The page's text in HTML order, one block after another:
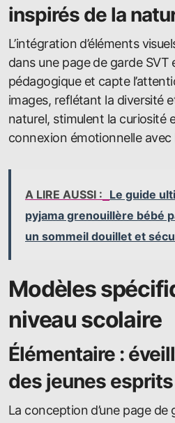
inspirés de la
L’intégration d’éléments
dans une page de garde
pédagogique et capte
images, reflétant la diversité
naturel, stimulent la curiosité
connexion émotionnelle avec
A LIRE AUSSI : Le guide
pyjama grenouillère bébé
un sommeil douillet et
Modèles
niveau scolaire
Élémentaire :
des jeunes esprits
La conception d’une page de